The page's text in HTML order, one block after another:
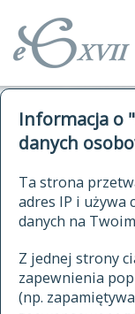
Informacja o
danych
Ta strona
adres IP i używa
danych na
Z jednej strony
zapewnienia
(np.
autorzy Słownika
historia
publikacje
źródła
autorzy tekstów
zasady opracowania
kwerendy
jak cytować Słownik